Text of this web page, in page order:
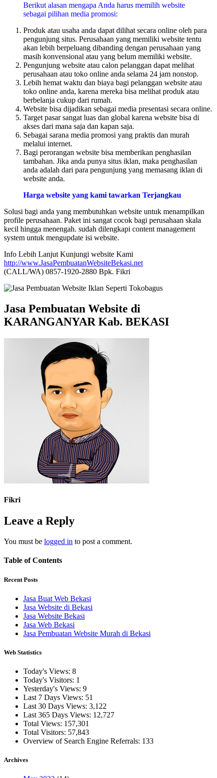
Berikut alasan mengapa Anda harus memilih website
sebagai pilihan media promosi:
Produk atau usaha anda dapat dilihat secara online oleh para
pengunjung situs. Perusahaan yang memiliki website tentu
akan lebih berpeluang dibanding dengan perusahaan yang
masih konvensional atau yang belum memiliki website.
Pengunjung website atau calon pelanggan dapat melihat
perusahaan atau toko online anda selama 24 jam nonstop.
Lebih hemat waktu dan biaya bagi pelanggan website atau
toko online anda, karena mereka bisa melihat produk atau
berbelanja cukup dari rumah.
Website bisa dijadikan sebagai media presentasi secara online.
Target pasar sangat luas dan global karena website bisa di
akses dari mana saja dan kapan saja.
Sebagai sarana media promosi yang praktis dan murah
melalui internet.
Bagi perorangan website bisa memberikan penghasilan
tambahan. Jika anda punya situs iklan, maka penghasilan
anda adalah dari para pengunjung yang memasang iklan di
website anda.
Harga website yang kami tawarkan Terjangkau
Solusi bagi anda yang membutuhkan website untuk menampilkan
profile perusahaan. Paket ini sangat cocok bagi perusahaan skala
kecil hingga menengah. sudah dilengkapi content management
system untuk mengupdate isi website.
Info Lebih Lanjut Kunjungi website Kami
http://www.JasaPembuatanWebsiteBekasi.net
(CALL/WA) 0857-1920-2880 Bpk. Fikri
Jasa Pembuatan Website di
KARANGANYAR Kab. BEKASI
Fikri
Leave a Reply
You must be logged in to post a comment.
Table of Contents
Recent Posts
Jasa Buat Web Bekasi
Jasa Website di Bekasi
Jasa Website Bekasi
Jasa Web Bekasi
Jasa Pembuatan Website Murah di Bekasi
Web Statistics
Today's Views: 8
Today's Visitors: 1
Yesterday's Views: 9
Last 7 Days Views: 51
Last 30 Days Views: 3,122
Last 365 Days Views: 12,727
Total Views: 157,301
Total Visitors: 57,843
Overview of Search Engine Referrals: 133
Archives